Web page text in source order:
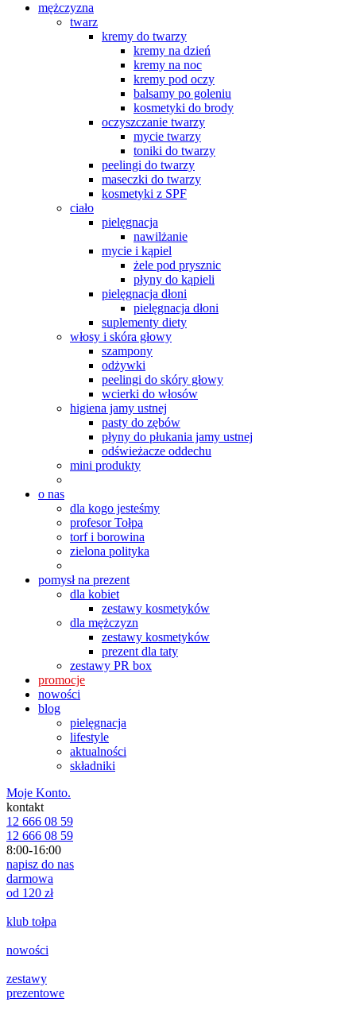
mężczyzna
twarz
kremy do twarzy
kremy na dzień
kremy na noc
kremy pod oczy
balsamy po goleniu
kosmetyki do brody
oczyszczanie twarzy
mycie twarzy
toniki do twarzy
peelingi do twarzy
maseczki do twarzy
kosmetyki z SPF
ciało
pielęgnacja
nawilżanie
mycie i kąpiel
żele pod prysznic
płyny do kąpieli
pielęgnacja dłoni
pielęgnacja dłoni
suplementy diety
włosy i skóra głowy
szampony
odżywki
peelingi do skóry głowy
wcierki do włosów
higiena jamy ustnej
pasty do zębów
płyny do płukania jamy ustnej
odświeżacze oddechu
mini produkty
o nas
dla kogo jesteśmy
profesor Tołpa
torf i borowina
zielona polityka
pomysł na prezent
dla kobiet
zestawy kosmetyków
dla mężczyzn
zestawy kosmetyków
prezent dla taty
zestawy PR box
promocje
nowości
blog
pielęgnacja
lifestyle
aktualności
składniki
Moje Konto.
kontakt
12 666 08 59
12 666 08 59
8:00-16:00
napisz do nas
darmowa
od 120 zł
klub tołpa
nowości
zestawy
prezentowe